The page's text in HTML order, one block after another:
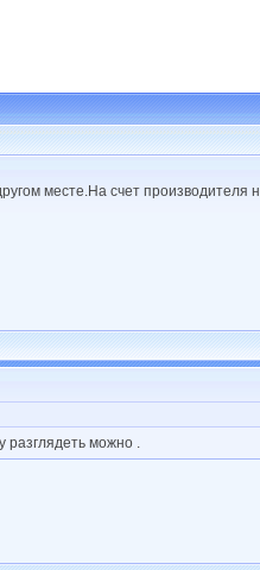
месте.На счет производителя
разглядеть можно .